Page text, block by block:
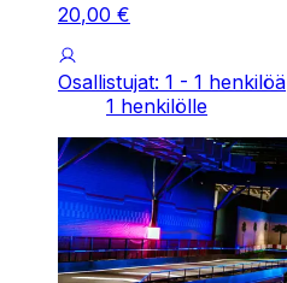
20,00 €
Osallistujat: 1 - 1 henkilöä
1 henkilölle